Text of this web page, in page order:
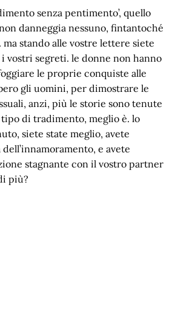
senza pentimento’, quello
danneggia nessuno, fintantoché
stando alle vostre lettere siete
vostri segreti. le donne non hanno
le proprie conquiste alle
gli uomini, per dimostrare le
anzi, più le storie sono tenute
di tradimento, meglio è. lo
siete state meglio, avete
e avete
stagnante con il vostro partner
più?